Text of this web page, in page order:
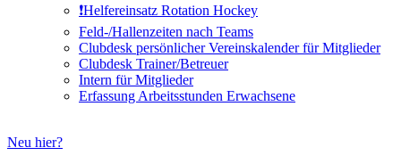
❗️Helfereinsatz Rotation Hockey
Feld-/Hallenzeiten nach Teams
Clubdesk persönlicher Vereinskalender für Mitglieder
Clubdesk Trainer/Betreuer
Intern für Mitglieder
Erfassung Arbeitsstunden Erwachsene
Neu hier?